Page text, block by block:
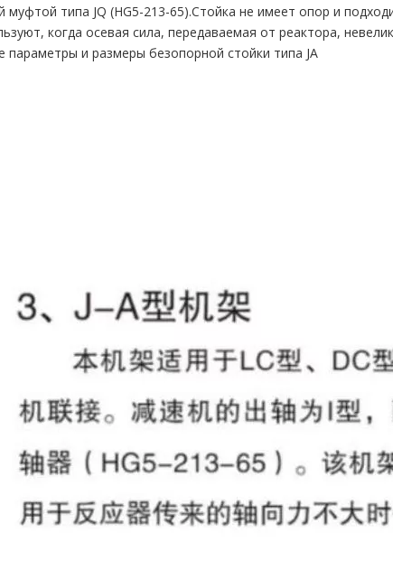
муфтой типа JQ (HG5-213-65).Стойка не имеет опор и
когда осевая сила, передаваемая от реактора,
параметры и размеры безопорной стойки типа JA